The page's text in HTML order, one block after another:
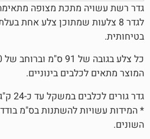
מצופה מתאימה לאילוף
שמתוכן צלע אחת בעלת דלת עם
ס"מ.
בינוניים.
עד כ-24 ק"ג.
להשתנות בס"מ בודדים בהתאם